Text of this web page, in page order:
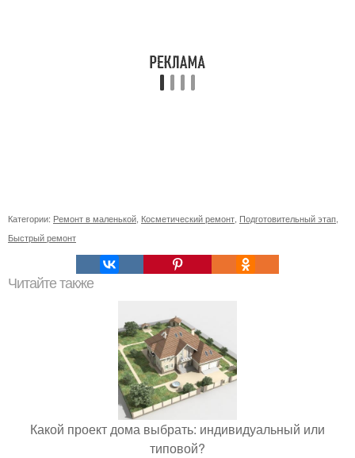
Категории: Ремонт в маленькой Косметический ремонт Подготовительный этап
Быстрый ремонт
Читайте также
Какой проект дома выбрать: индивидуальный или
типовой?